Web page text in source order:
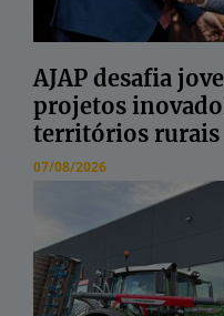
AJAP desafia
projetos
territórios rurais
07/08/2026